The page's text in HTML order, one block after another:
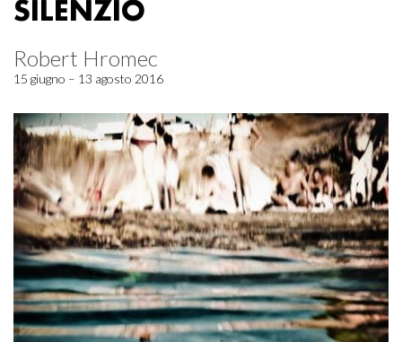
SILENZIO
Robert Hromec
15 giugno – 13 agosto 2016